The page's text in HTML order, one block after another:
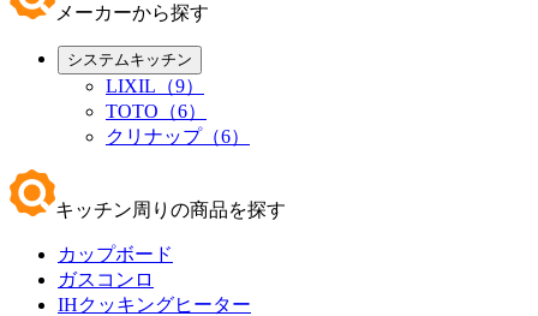
メーカーから探す
システムキッチン
LIXIL（9）
TOTO（6）
クリナップ（6）
キッチン周りの商品を探す
カップボード
ガスコンロ
IHクッキングヒーター